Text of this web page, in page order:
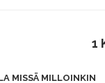
1
MISSÄ MILLOINKIN